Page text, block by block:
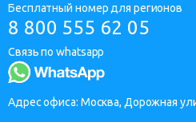
Бесплатный номер для регионов
8 800 555 62 05
Связь по whatsapp
Адрес офиса: Москва, Дорожная